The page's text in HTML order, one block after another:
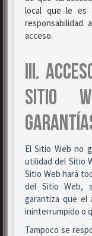
local que le es
responsabilidad
acceso.
III.
SITIO
El Sitio Web no
utilidad del Sitio
Sitio Web hará
del Sitio Web,
garantiza que el
ininterrumpido o
Tampoco se